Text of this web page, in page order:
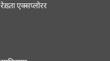
रेख़्ता एक्सप्लोरर